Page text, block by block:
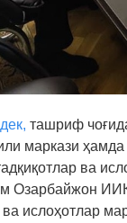
ташриф
маркази
ва
Озарбайжон
ва ислоҳотлар